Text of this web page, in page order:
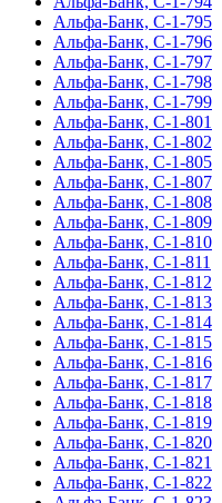
Альфа-Банк, С-1-795
Альфа-Банк, С-1-796
Альфа-Банк, С-1-797
Альфа-Банк, С-1-798
Альфа-Банк, С-1-799
Альфа-Банк, С-1-801
Альфа-Банк, С-1-802
Альфа-Банк, С-1-805
Альфа-Банк, С-1-807
Альфа-Банк, С-1-808
Альфа-Банк, С-1-809
Альфа-Банк, С-1-810
Альфа-Банк, С-1-811
Альфа-Банк, С-1-812
Альфа-Банк, С-1-813
Альфа-Банк, С-1-814
Альфа-Банк, С-1-815
Альфа-Банк, С-1-816
Альфа-Банк, С-1-817
Альфа-Банк, С-1-818
Альфа-Банк, С-1-819
Альфа-Банк, С-1-820
Альфа-Банк, С-1-821
Альфа-Банк, С-1-822